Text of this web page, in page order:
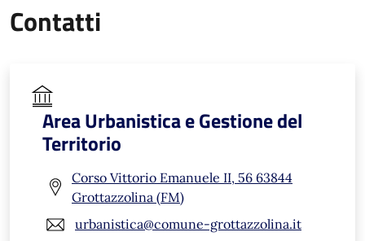
Contatti
Area Urbanistica e Gestione del
Territorio
Corso Vittorio Emanuele II, 56 63844
Grottazzolina (FM)
urbanistica@comune-grottazzolina.it